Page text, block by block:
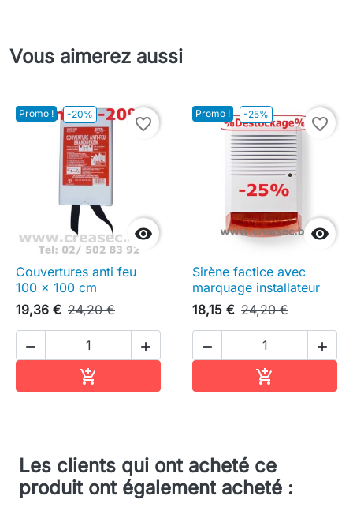
Vous aimerez aussi
Promo ! -20%

favorite_border
Couvertures anti feu
100 x 100 cm
19,36 € 24,20 €
 

Promo ! -25%

favorite_border
Sirène factice avec
marquage installateur
18,15 € 24,20 €
 

Les clients qui ont acheté ce
produit ont également acheté :